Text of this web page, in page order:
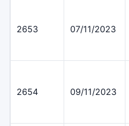
2653 07/11/2023
2654 09/11/2023